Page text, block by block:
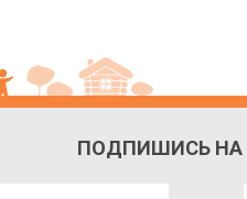
ПОДПИШИСЬ НА